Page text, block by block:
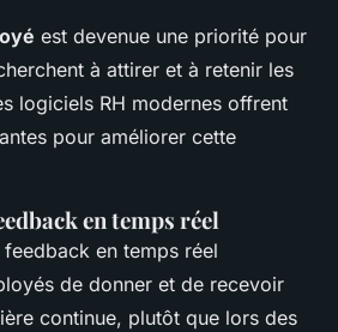
est devenue une priorité pour
à attirer et à retenir les
logiciels RH modernes offrent
pour améliorer cette
en temps réel
en temps réel
de donner et de recevoir
continue, plutôt que lors des